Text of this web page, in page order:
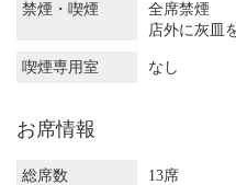
禁煙・喫煙
全席禁煙
店外に灰皿
喫煙専用室 なし
お席情報
総席数 13席